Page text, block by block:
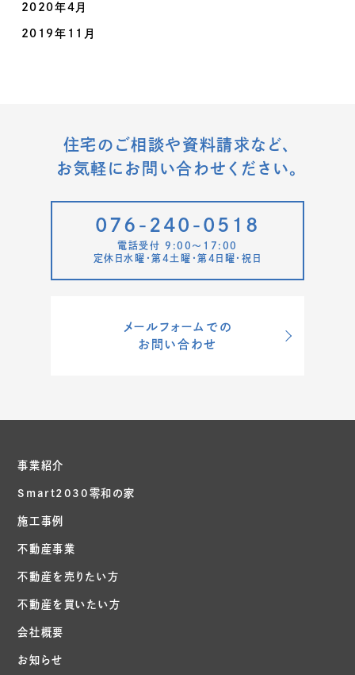
2020年4月
2019年11月
住宅のご相談や資料請求など、
お気軽にお問い合わせください。
076-240-0518
電話受付 9:00〜17:00
定休日水曜・第4土曜・第4日曜・祝日
メールフォームでの
お問い合わせ
事業紹介
Smart2030零和の家
施工事例
不動産事業
不動産を売りたい方
不動産を買いたい方
会社概要
お知らせ